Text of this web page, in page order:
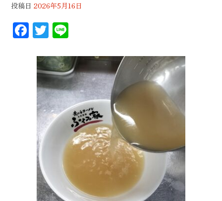
投稿日 2026年5月16日
F
ac
eb
oo
k
T
wi
tt
er
e